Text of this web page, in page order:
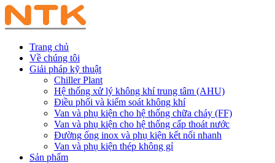
Trang chủ
Về chúng tôi
Giải pháp kỹ thuật
Chiller Plant
Hệ thống xử lý không khí trung tâm (AHU)
Điều phối và kiểm soát không khí
Van và phụ kiện cho hệ thống chữa cháy (FF)
Van và phụ kiện cho hệ thống cấp thoát nước
Đường ống inox và phụ kiện kết nối nhanh
Van và phụ kiện thép không gỉ
Sản phẩm